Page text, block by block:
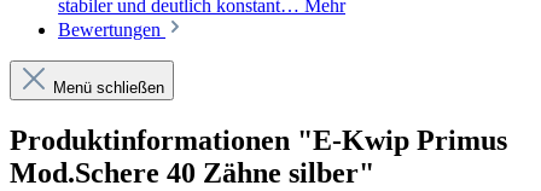
stabiler und deutlich konstant… Mehr
Bewertungen
Menü schließen
Produktinformationen "E-Kwip Primus
Mod.Schere 40 Zähne silber"